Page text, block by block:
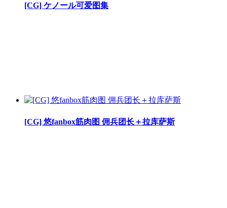
[CG] ケノール可爱图集
[CG] 悠fanbox筋肉图 佣兵团长＋拉库萨斯